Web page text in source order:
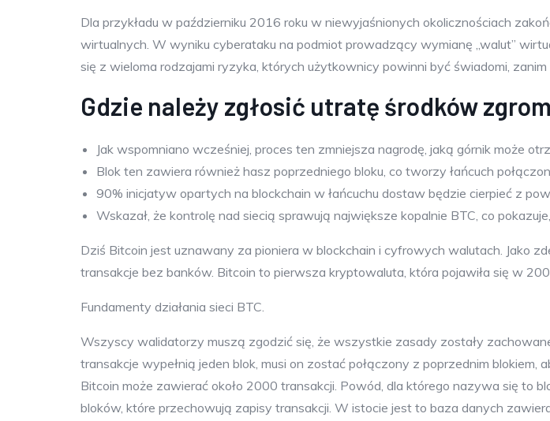
Dla przykładu w październiku 2016 roku w niewyjaśnionych okolicznościach
wirtualnych. W wyniku cyberataku na podmiot prowadzący wymianę „walut”
się z wieloma rodzajami ryzyka, których użytkownicy powinni być świadomi,
Gdzie należy zgłosić utratę środków
Jak wspomniano wcześniej, proces ten zmniejsza nagrodę, jaką górnik może
Blok ten zawiera również hasz poprzedniego bloku, co tworzy łańcuch
90% inicjatyw opartych na blockchain w łańcuchu dostaw będzie cierpieć z
Wskazał, że kontrolę nad siecią sprawują największe kopalnie BTC, co
Dziś Bitcoin jest uznawany za pioniera w blockchain i cyfrowych walutach. Jako
transakcje bez banków. Bitcoin to pierwsza kryptowaluta, która pojawiła się w
Fundamenty działania sieci BTC.
Wszyscy walidatorzy muszą zgodzić się, że wszystkie zasady zostały
transakcje wypełnią jeden blok, musi on zostać połączony z poprzednim blokiem,
Bitcoin może zawierać około 2000 transakcji. Powód, dla którego nazywa się to
bloków, które przechowują zapisy transakcji. W istocie jest to baza danych